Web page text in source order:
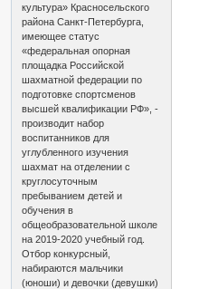
культура» Красносельского
района Санкт-Петербурга,
имеющее статус
«федеральная опорная
площадка Российской
шахматной федерации по
подготовке спортсменов
высшей квалификации РФ», -
производит набор
воспитанников для
углубленного изучения
шахмат на отделении с
круглосуточным
пребыванием детей и
обучения в
общеобразовательной школе
на 2019-2020 учебный год.
Отбор конкурсный,
набираются мальчики
(юноши) и девочки (девушки)